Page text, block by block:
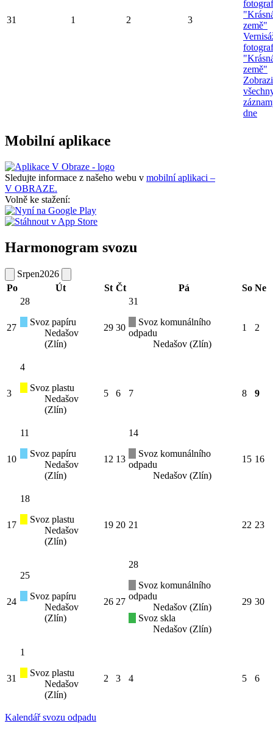
31 1 2 3
země"
země"
dne
Mobilní aplikace
Sledujte informace z našeho webu v mobilní aplikaci –
V OBRAZE.
Volně ke stažení:
Harmonogram svozu
Srpen2026
Po
Út St Čt Pá So Ne
27
28
Svoz papíru
Nedašov
(Zlín)
29 30
31
Svoz komunálního
odpadu
Nedašov (Zlín)
1 2
3
4
Svoz plastu
Nedašov
(Zlín)
5 6 7 8 9
10
11
Svoz papíru
Nedašov
(Zlín)
12 13
14
Svoz komunálního
odpadu
Nedašov (Zlín)
15 16
17
18
Svoz plastu
Nedašov
(Zlín)
19 20 21 22 23
24
25
Svoz papíru
Nedašov
(Zlín)
26 27
28
Svoz komunálního
odpadu
Nedašov (Zlín)
Svoz skla
Nedašov (Zlín)
29 30
31
1
Svoz plastu
Nedašov
(Zlín)
2 3 4 5 6
Kalendář svozu odpadu